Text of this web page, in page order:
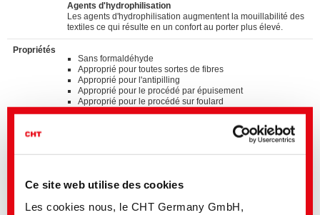
Ce site web utilise des cookies
Les cookies nous, le CHT Germany GmbH,
Agents d'hydrophilisation
Les agents d'hydrophilisation augmentent la mouillabilité des
textiles ce qui résulte en un confort au porter plus élevé.
Propriétés
Sans formaldéhyde
Approprié pour toutes sortes de fibres
Approprié pour l'antipilling
Approprié pour le procédé par épuisement
Approprié pour le procédé sur foulard
Approprié pour la gestion d'humidité
Améliore la résistance à l'abrasion
bluesign®
APPROVED chemical product